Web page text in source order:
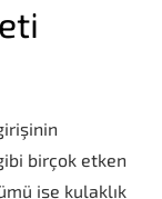
birçok etken
ise kulaklık